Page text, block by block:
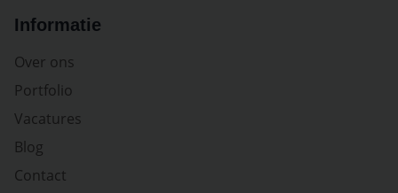
Informatie
Over ons
Portfolio
Vacatures
Blog
Contact